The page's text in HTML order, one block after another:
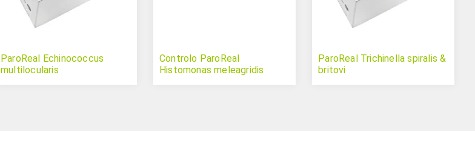
ParoReal Echinococcus
multilocularis
Controlo ParoReal
Histomonas meleagridis
ParoReal Trichinella spiralis &
britovi